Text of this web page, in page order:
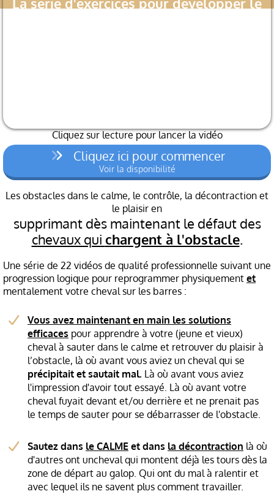
Cliquez sur lecture pour lancer la vidéo
Cliquez ici pour commencer
Voir la disponibilité
Les obstacles dans le calme, le contrôle, la décontraction et
le plaisir en
supprimant dès maintenant le défaut des
chevaux qui chargent à l'obstacle.
Une série de 22 vidéos de qualité professionnelle suivant une
progression logique pour reprogrammer physiquement et
mentalement votre cheval sur les barres :
Vous avez maintenant en main les solutions
efficaces pour apprendre à votre (jeune et vieux)
cheval à sauter dans le calme et retrouver du plaisir à
l’obstacle, là où avant vous aviez un cheval qui se
précipitait et sautait mal. Là où avant vous aviez
l'impression d'avoir tout essayé. Là où avant votre
cheval fuyait devant et/ou derrière et ne prenait pas
le temps de sauter pour se débarrasser de l'obstacle.
Sautez dans le CALME et dans la décontraction là où
d'autres ont uncheval qui montent déjà les tours dès la
zone de départ au galop. Qui ont du mal à ralentir et
avec lequel ils ne savent plus comment travailler.